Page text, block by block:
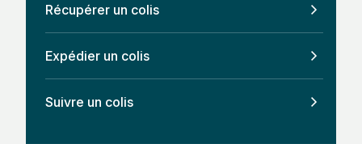
Récupérer un colis
Expédier un colis
Suivre un colis